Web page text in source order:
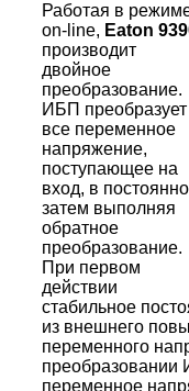
Работая в
on-line, Eaton
производит
двойное
преобразование.
ИБП преобразует
все переменное
напряжение,
поступающее на
вход, в
затем выполняя
обратное
преобразование.
При первом
действии
стабильное
из внешнего
переменного
переменное